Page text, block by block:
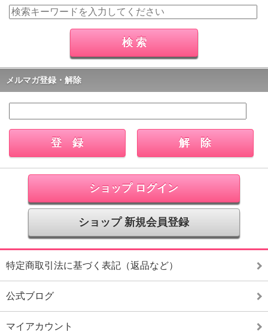
メルマガ登録・解除
ショップ ログイン
ショップ 新規会員登録
特定商取引法に基づく表記（返品など）
公式ブログ
マイアカウント